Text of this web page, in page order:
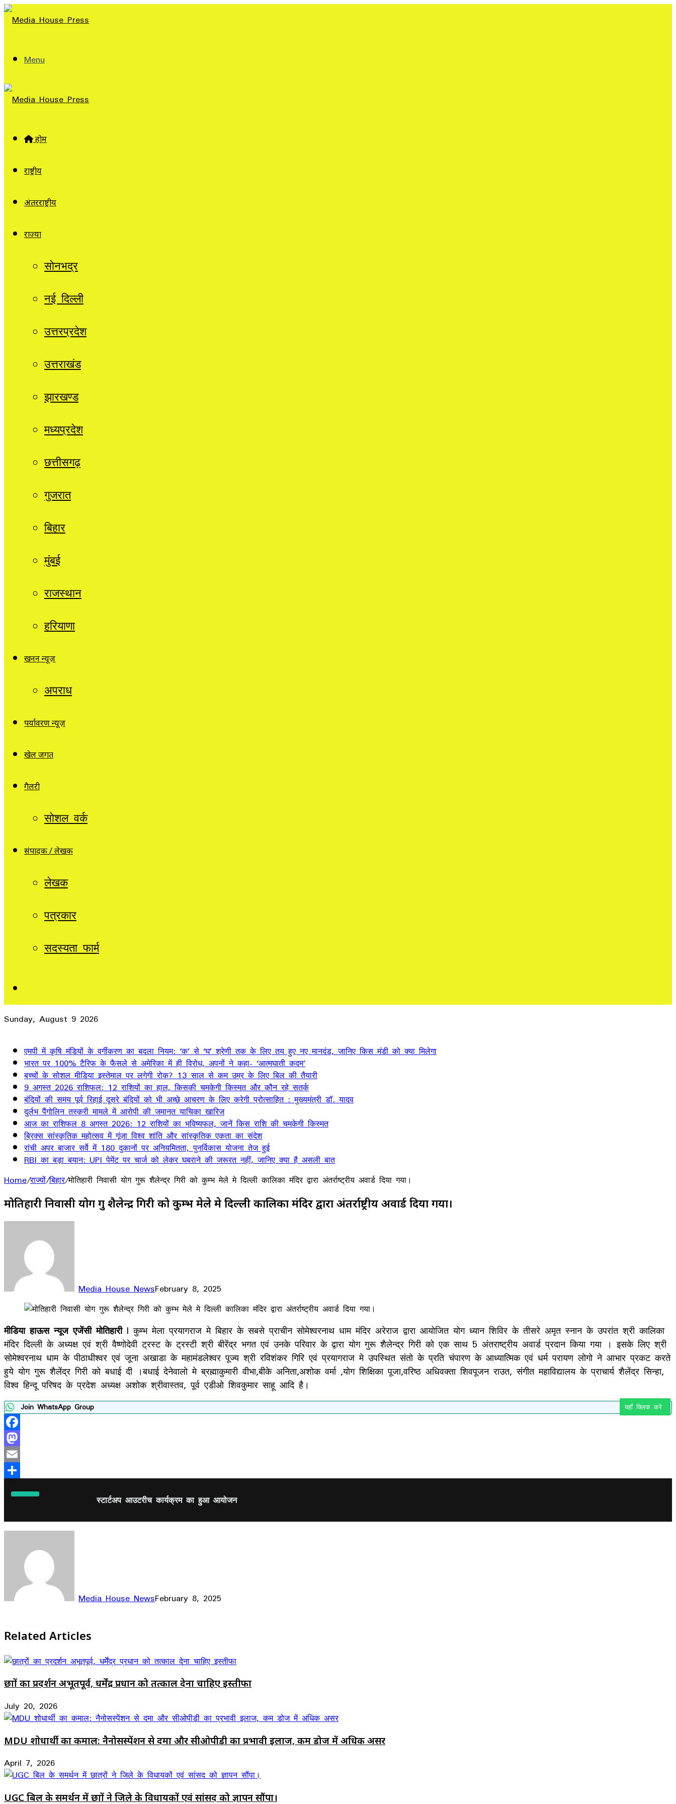
Menu
होम
राष्ट्रीय
अंतरराष्ट्रीय
राज्यों
सोनभद्र
नई दिल्ली
उत्तरप्रदेश
उत्तराखंड
झारखण्ड
मध्यप्रदेश
छत्तीसगढ़
गुजरात
बिहार
मुंबई
राजस्थान
हरियाणा
खनन न्यूज़
अपराध
पर्यावरण न्यूज़
खेल जगत
गैलरी
सोशल वर्क
संपादक / लेखक
लेखक
पत्रकार
सदस्यता फार्म
Sunday, August 9 2026
एमपी में कृषि मंडियों के वर्गीकरण का बदला नियम: ‘क’ से ‘घ’ श्रेणी तक के लिए तय हुए नए मानदंड, जानिए किस मंडी को क्या मिलेगा
भारत पर 100% टैरिफ के फैसले से अमेरिका में ही विरोध, अपनों ने कहा- ‘आत्मघाती कदम’
बच्चों के सोशल मीडिया इस्तेमाल पर लगेगी रोक? 13 साल से कम उम्र के लिए बिल की तैयारी
9 अगस्त 2026 राशिफल: 12 राशियों का हाल, किसकी चमकेगी किस्मत और कौन रहे सतर्क
बंदियों की समय पूर्व रिहाई दूसरे बंदियों को भी अच्छे आचरण के लिए करेगी प्रोत्साहित : मुख्यमंत्री डॉ. यादव
दुर्लभ पैंगोलिन तस्करी मामले में आरोपी की जमानत याचिका खारिज
आज का राशिफल 8 अगस्त 2026: 12 राशियों का भविष्यफल, जानें किस राशि की चमकेगी किस्मत
ब्रिक्स सांस्कृतिक महोत्सव में गूंजा विश्व शांति और सांस्कृतिक एकता का संदेश
रांची अपर बाजार सर्वे में 180 दुकानों पर अनियमितता, पुनर्विकास योजना तेज हुई
RBI का बड़ा बयान: UPI पेमेंट पर चार्ज को लेकर घबराने की जरूरत नहीं, जानिए क्या है असली बात
Home/राज्यों/बिहार/मोतिहारी निवासी योग गुरू शैलेन्द्र गिरी को कुम्भ मेले मे दिल्ली कालिका मंदिर द्वारा अंतर्राष्ट्रीय अवार्ड दिया गया।
मोतिहारी निवासी योग गुरू शैलेन्द्र गिरी को कुम्भ मेले मे दिल्ली कालिका मंदिर द्वारा अंतर्राष्ट्रीय अवार्ड दिया गया।
Media House NewsFebruary 8, 2025
Facebook
LinkedIn
WhatsApp
Telegram
मीडिया हाऊस न्यूज एजेंसी मोतिहारीl कुम्भ मेला प्रयागराज मे बिहार के सबसे प्राचीन सोमेश्वरनाथ धाम मंदिर अरेराज द्वारा आयोजित योग ध्यान शिविर के तीसरे अमृत स्नान के उपरांत श्री कालिका
मंदिर दिल्ली के अध्यक्ष एवं श्री वैष्णोदेवी ट्रस्ट के ट्रस्टी श्री बीरेंद्र भगत एवं उनके परिवार के द्वारा योग गुरू शैलेन्द्र गिरी को एक साथ 5 अंतराष्ट्रीय अवार्ड प्रदान किया गया । इसके लिए श्री
सोमेश्वरनाथ धाम के पीठाधीश्वर एवं जूना अखाडा के महामंडलेश्वर पूज्य श्री रविशंकर गिरि एवं प्रयागराज मे उपस्थित संतो के प्रति चंपारण के आध्यात्मिक एवं धर्म परायण लोगो ने आभार प्रकट करते
हुये योग गुरू शैलेंद्र गिरी को बधाई दी ।बधाई देनेवालो मे ब्रह्माकुमारी वीभा,बीके अनिता,अशोक वर्मा ,योग शिक्षिका पूजा,वरिष्ठ अधिवक्ता शिवपूजन राउत, संगीत महाविद्यालय के प्राचार्य शैलेंद्र सिन्हा,
विश्व हिन्दू परिषद के प्रदेश अध्यक्ष अशोक श्रीवास्तव, पूर्व एडीओ शिवकुमार साहू आदि है।
Join WhatsApp Group यहाँ क्लिक करे
Facebook
Mastodon
Email
स्टार्टअप आउटरीच कार्यक्रम का हुआ आयोजन
Media House NewsFebruary 8, 2025
Related Articles
छात्रों का प्रदर्शन अभूतपूर्व, धर्मेंद्र प्रधान को तत्काल देना चाहिए इस्तीफा
July 20, 2026
MDU शोधार्थी का कमाल: नैनोसस्पेंशन से दमा और सीओपीडी का प्रभावी इलाज, कम डोज में अधिक असर
April 7, 2026
UGC बिल के समर्थन में छात्रों ने जिले के विधायकों एवं सांसद को ज्ञापन सौंपा।